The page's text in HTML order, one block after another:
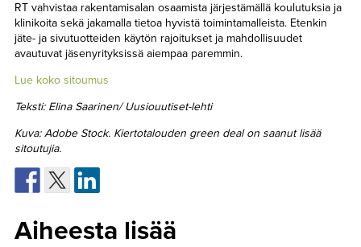
RT vahvistaa rakentamisalan osaamista järjestämällä koulutuksia ja
klinikoita sekä jakamalla tietoa hyvistä toimintamalleista. Etenkin
jäte- ja sivutuotteiden käytön rajoitukset ja mahdollisuudet
avautuvat jäsenyrityksissä aiempaa paremmin.
Lue koko sitoumus
Teksti: Elina Saarinen/ Uusiouutiset-lehti
Kuva: Adobe Stock. Kiertotalouden green deal on saanut lisää
sitoutujia.
Aiheesta lisää